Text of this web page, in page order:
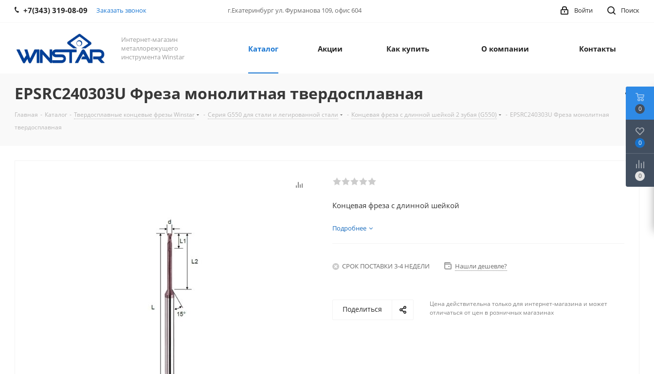
+7(343) 319-08-09 Заказать звонок г.Екатеринбург ул. Фурманова 109, офис 604 Поиск
Войти
Интернет-магазин
металлорежущего
инструмента Winstar
Каталог Акции Как купить О компании Контакты
EPSRC240303U Фреза монолитная твердосплавная
Главная - Каталог - Твердосплавные концевые фрезы Winstar - Серия G550 для стали и легированной стали - Концевая фреза с длинной шейкой 2 зубая (G550) - EPSRC240303U Фреза монолитная
твердосплавная
Концевая фреза с длинной шейкой
Подробнее
СРОК ПОСТАВКИ 3-4 НЕДЕЛИ Нашли дешевле?
Поделиться
Цена действительна только для интернет-магазина и может
отличаться от цен в розничных магазинах
0
0
0